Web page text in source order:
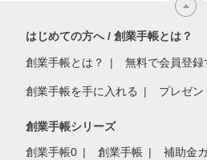
はじめての方へ / 創業手帳とは？
創業手帳とは？ 無料で会員登録
創業手帳を手に入れる プレゼン
創業手帳シリーズ
創業手帳0 創業手帳 補助金